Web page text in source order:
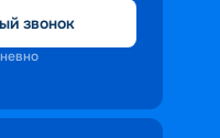
звонок